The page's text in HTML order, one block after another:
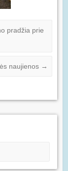
pradžia prie
naujienos →